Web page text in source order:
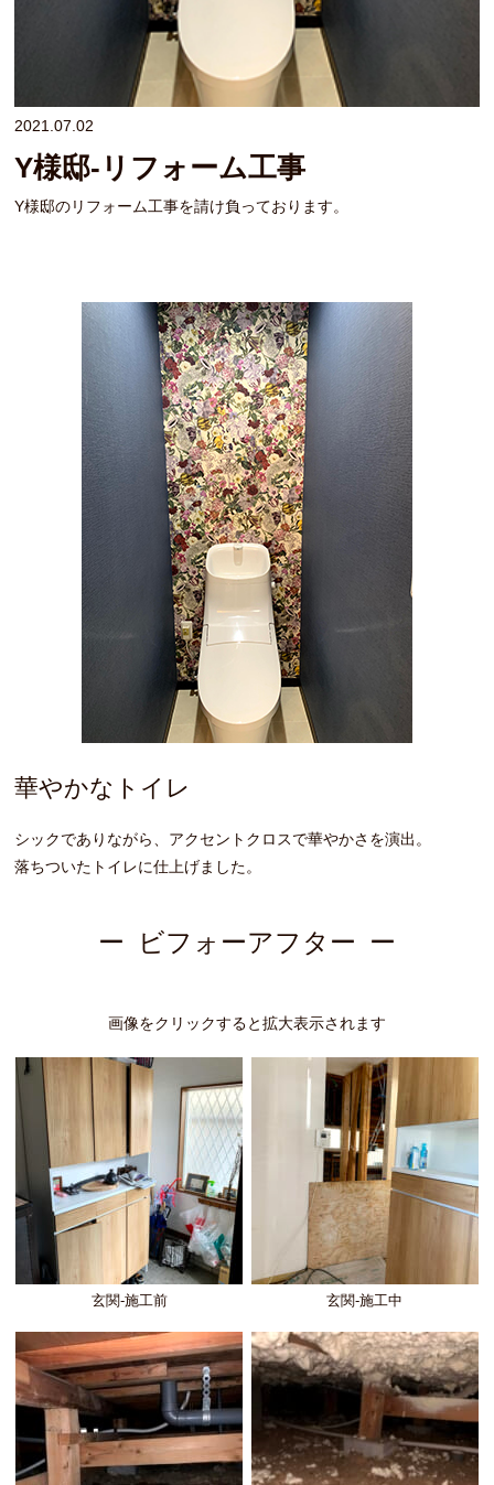
2021.07.02
Y様邸-リフォーム工事
Y様邸のリフォーム工事を請け負っております。
華やかなトイレ
シックでありながら、アクセントクロスで華やかさを演出。
落ちついたトイレに仕上げました。
ビフォーアフター
画像をクリックすると拡大表示されます
玄関-施工前 玄関-施工中